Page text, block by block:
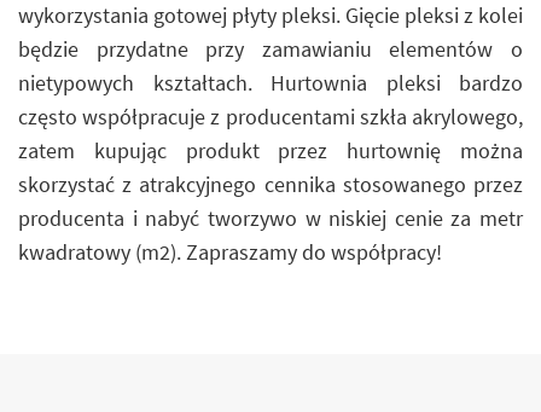
wykorzystania gotowej płyty pleksi. Gięcie pleksi z kolei
będzie przydatne przy zamawianiu elementów o
nietypowych kształtach. Hurtownia pleksi bardzo
często współpracuje z producentami szkła akrylowego,
zatem kupując produkt przez hurtownię można
skorzystać z atrakcyjnego cennika stosowanego przez
producenta i nabyć tworzywo w niskiej cenie za metr
kwadratowy (m2). Zapraszamy do współpracy!